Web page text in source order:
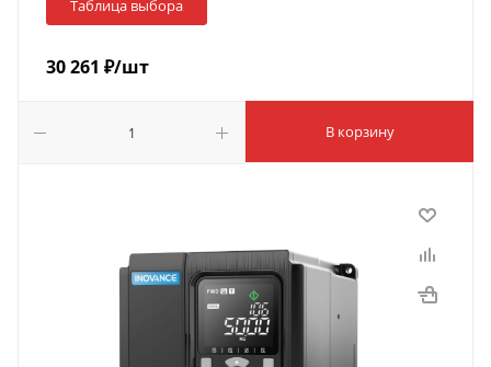
Таблица выбора
30 261 ₽/шт
В корзину